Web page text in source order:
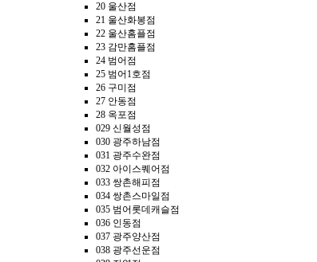
20 울산점
21 울산화봉점
22 울산홈플점
23 감만홈플점
24 범어점
25 범어1호점
26 구미점
27 안동점
28 옥포점
029 신월성점
030 광주하남점
031 광주수완점
032 아이스퀘어점
033 쌍촌해피점
034 쌍촌스마일점
035 범어롯데캐슬점
036 인동점
037 광주양산점
038 광주선운점